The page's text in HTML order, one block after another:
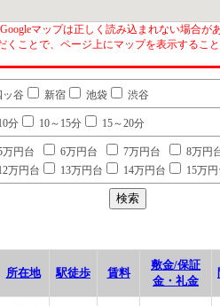
マップは正しく読み込まれない場合が
ことで、ページ上にマップを表示すること
ッ谷 新宿 池袋 渋谷
分 10～15分 15～20分
万円台 6万円台 7万円台 8万円
万円台 13万円台 14万円台 15万円
所在地 駅徒歩 賃料
敷金/保証
金・礼金